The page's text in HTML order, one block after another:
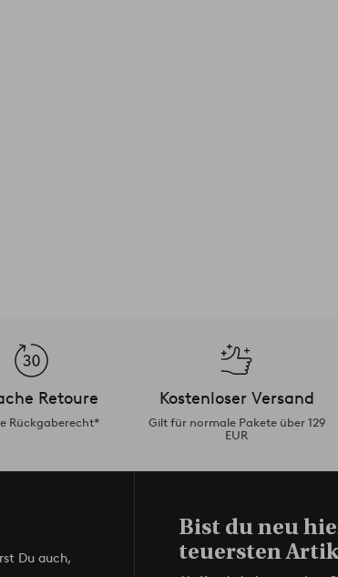
Retoure
Rückgaberecht*
Kostenloser Versand
Gilt für normale Pakete über 129
EUR
Du auch,
Bist du neu
teuersten